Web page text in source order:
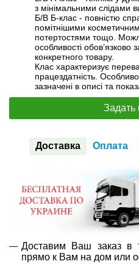
з мінімальними слідами
Б/В Б-клас - повністю
помітнішими
потертостями тощо.
особливості обов’язково
конкретного товару.
Клас характеризує
працездатність.
зазначені в описі та
Задать
Доставка Оплата
Доставим Ваш заказ в
прямо к Вам на дом или